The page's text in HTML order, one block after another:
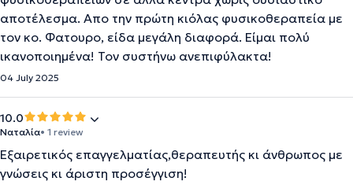
αποτέλεσμα. Απο την πρώτη κιόλας φυσικοθεραπεία με
τον κο. Φατουρο, είδα μεγάλη διαφορά. Είμαι πολύ
ικανοποιημένα! Τον συστήνω ανεπιφύλακτα!
04 July 2025
10.0
Ναταλία• 1 review
Εξαιρετικός επαγγελματίας,θεραπευτής κι άνθρωπος με
γνώσεις κι άριστη προσέγγιση!